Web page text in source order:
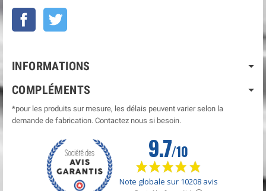
Facebook
INFORMATIONS
COMPLÉMENTS
*pour les produits sur mesure, les délais peuvent varier selon la
demande de fabrication. Contactez nous si besoin.